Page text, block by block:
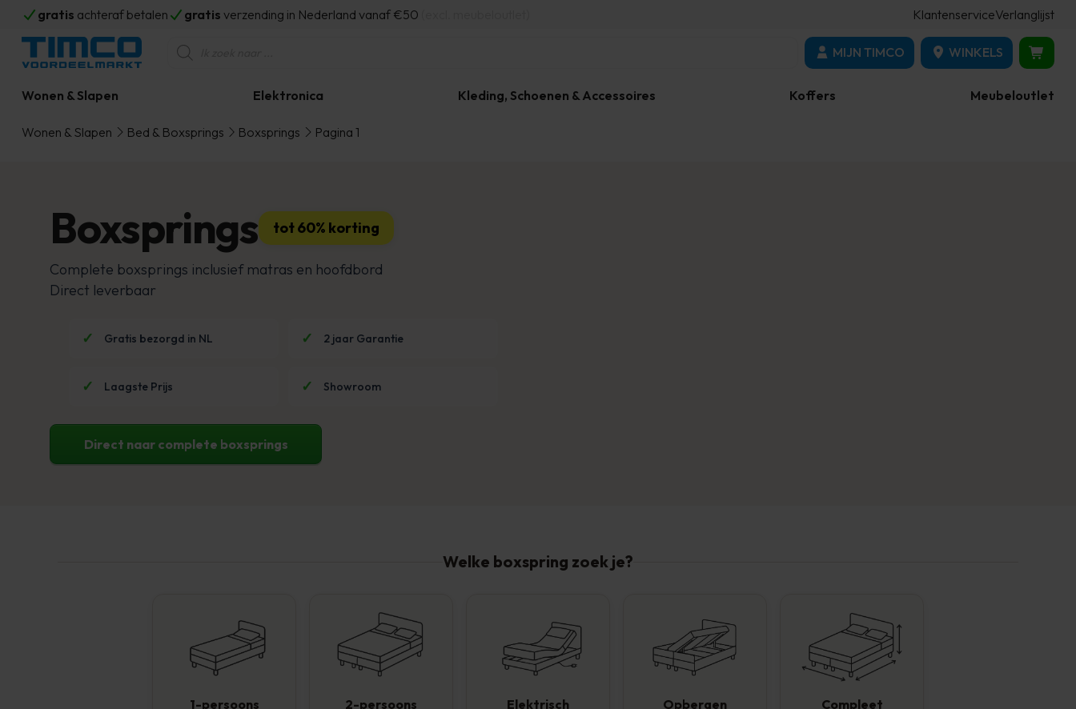
gratis achteraf betalen gratis verzending in Nederland vanaf €50 KlantenserviceVerlanglijst
Producten
zoeken
MIJN TIMCO WINKELS
Wonen & Slapen Elektronica Kleding, Schoenen & Accessoires Koffers Meubeloutlet
Wonen & Slapen Bed & Boxsprings Boxsprings Pagina 1
Boxsprings tot 60% korting
Complete boxsprings inclusief matras en hoofdbord
Direct leverbaar
Gratis bezorgd in NL 2 jaar Garantie
Laagste Prijs Showroom
Direct naar complete boxsprings
Welke boxspring zoek je?
1-persoons 2-persoons Elektrisch Opbergen
Compleet